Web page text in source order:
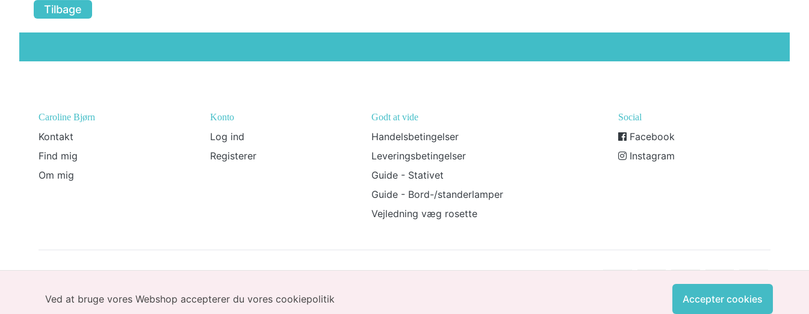
Tilbage
Caroline Bjørn
Kontakt
Find mig
Om mig
Konto
Log ind
Registerer
Godt at vide
Handelsbetingelser
Leveringsbetingelser
Guide - Stativet
Guide - Bord-/standerlamper
Vejledning væg rosette
Social
Facebook
Instagram
Ved at bruge vores Webshop accepterer du vores cookiepolitik
Accepter cookies